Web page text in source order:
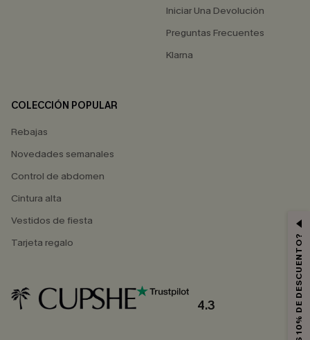
Iniciar Una Devolución
Preguntas Frecuentes
Klarna
COLECCIÓN POPULAR
Rebajas
Novedades semanales
Control de abdomen
Cintura alta
Vestidos de fiesta
Tarjeta regalo
4.3 ¿QUIERES 10% DE DESCUENTO?